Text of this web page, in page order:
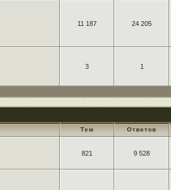
11 187 24 205
3 1
Тем Ответов
821 9 528